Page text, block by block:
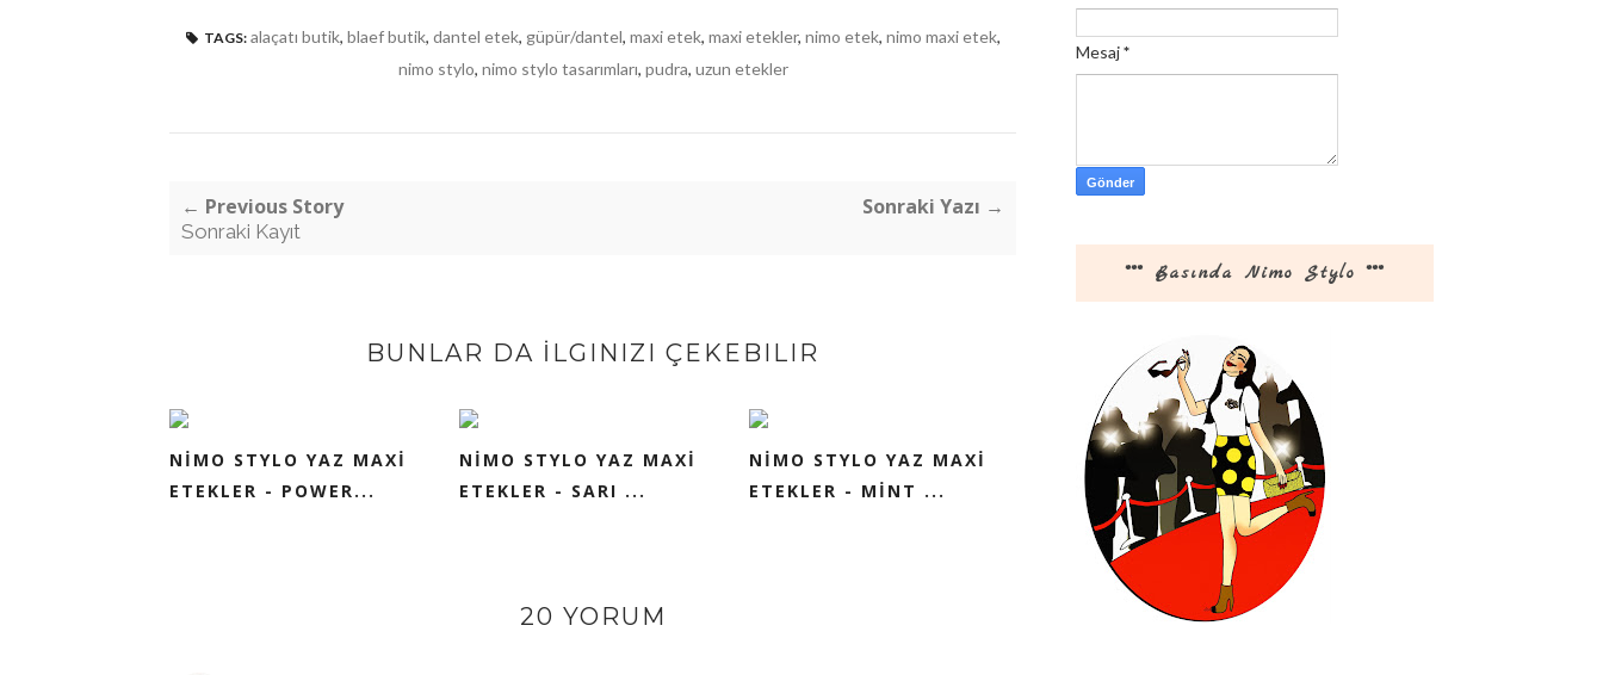
TAGS: alaçatı butik, blaef butik, dantel etek, güpür/dantel, maxi etek, maxi etekler, nimo etek, nimo maxi etek,
nimo stylo, nimo stylo tasarımları, pudra, uzun etekler
← Previous Story
Sonraki Kayıt
Sonraki Yazı →
BUNLAR DA İLGINIZI ÇEKEBILIR
NİMO STYLO YAZ MAXİ
ETEKLER - POWER...
NİMO STYLO YAZ MAXİ
ETEKLER - SARI ...
NİMO STYLO YAZ MAXİ
ETEKLER - MİNT ...
20 YORUM
Mesaj*
*** Basında Nimo Stylo ***